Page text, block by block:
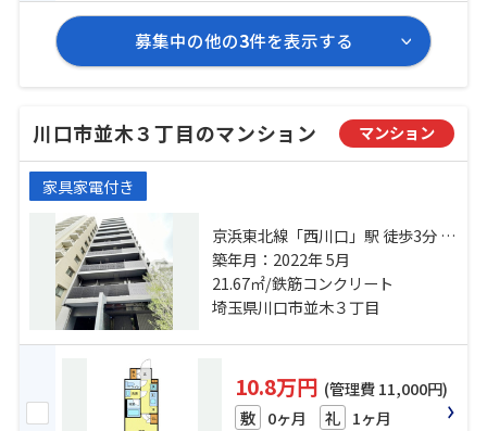
募集中の他の3件を表示する
川口市並木３丁目のマンション マンション
家具家電付き
京浜東北線「西川口」駅 徒歩3分 京
浜東北線「蕨」駅 徒歩28分 京浜東
北線「川口」駅 徒歩28分
築年月：2022年 5月
21.67㎡/鉄筋コンクリート
埼玉県川口市並木３丁目
10.8万円 (管理費 11,000円)
敷 0ヶ月 礼 1ヶ月